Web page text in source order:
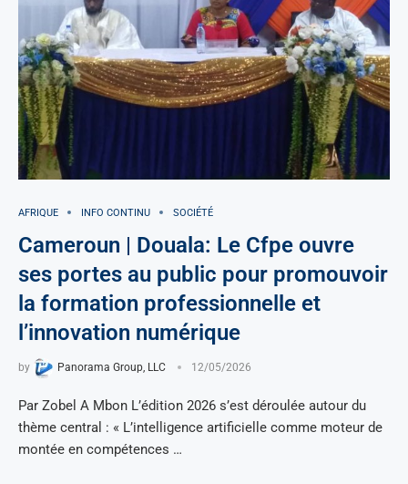
AFRIQUE INFO CONTINU SOCIÉTÉ
Cameroun | Douala: Le Cfpe ouvre
ses portes au public pour promouvoir
la formation professionnelle et
l’innovation numérique
by Panorama Group, LLC 12/05/2026
Par Zobel A Mbon L’édition 2026 s’est déroulée autour du
thème central : « L’intelligence artificielle comme moteur de
montée en compétences …